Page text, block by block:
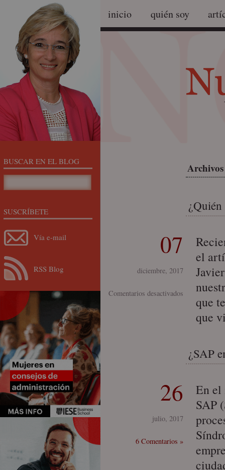
inicio quién soy
07
diciembre, 2017
Comentarios desactivados
¿Quién
el
que
que
¿SAP
26
julio, 2017
6 Comentarios »
En el
SAP
BUSCAR EN EL BLOG
SUSCRÍBETE
Vía e-mail
RSS Blog